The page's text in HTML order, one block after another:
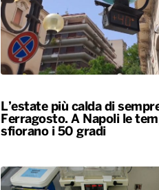
L’estate più calda di
Ferragosto. A Napoli le
sfiorano i 50 gradi